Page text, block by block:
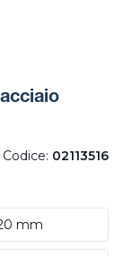
Codice: 02113516
mm